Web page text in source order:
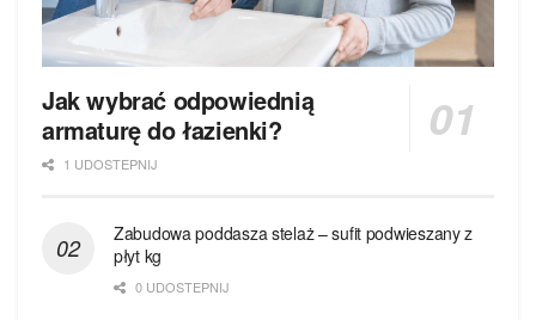
Jak wybrać odpowiednią
armaturę do łazienki?
1 UDOSTEPNIJ
Zabudowa poddasza stelaż – sufit podwieszany z
płyt kg
0 UDOSTEPNIJ